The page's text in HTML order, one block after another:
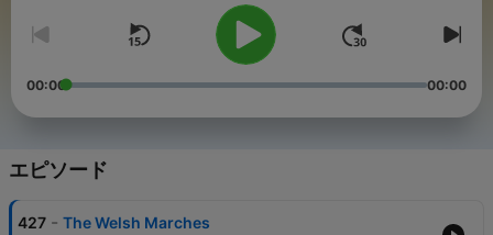
00:00 00:00
エピソード
427 - The Welsh Marches